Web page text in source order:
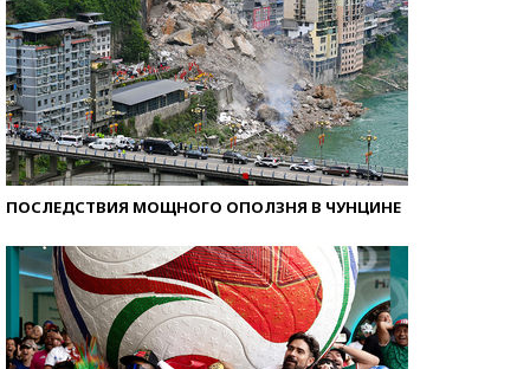
ПОСЛЕДСТВИЯ МОЩНОГО ОПОЛЗНЯ В ЧУНЦИНЕ